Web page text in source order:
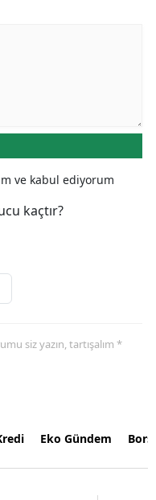
ve kabul ediyorum
kaçtır?
siz yazın, tartışalım *
Eko Gündem